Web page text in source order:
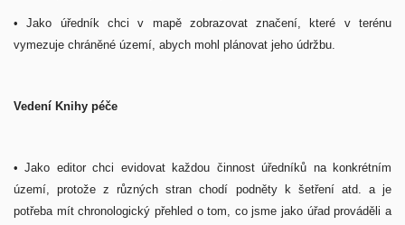
• Jako úředník chci v mapě zobrazovat značení, které v terénu
vymezuje chráněné území, abych mohl plánovat jeho údržbu.
Vedení Knihy péče
• Jako editor chci evidovat každou činnost úředníků na konkrétním
území, protože z různých stran chodí podněty k šetření atd. a je
potřeba mít chronologický přehled o tom, co jsme jako úřad prováděli a